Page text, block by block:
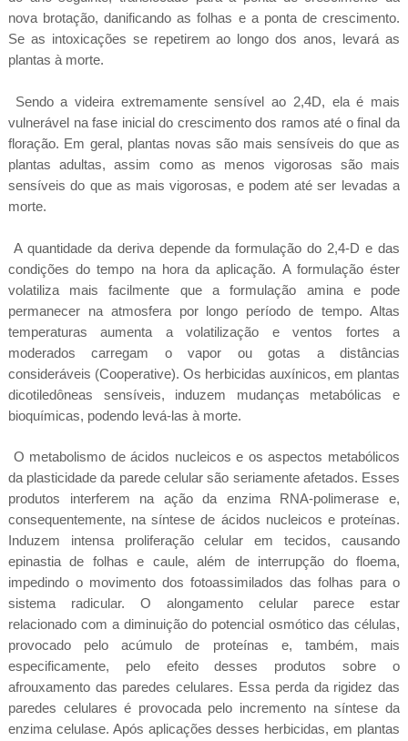
nova brotação, danificando as folhas e a ponta de crescimento.
Se as intoxicações se repetirem ao longo dos anos, levará as
plantas à morte.
Sendo a videira extremamente sensível ao 2,4D, ela é mais
vulnerável na fase inicial do crescimento dos ramos até o final da
floração. Em geral, plantas novas são mais sensíveis do que as
plantas adultas, assim como as menos vigorosas são mais
sensíveis do que as mais vigorosas, e podem até ser levadas a
morte.
A quantidade da deriva depende da formulação do 2,4-D e das
condições do tempo na hora da aplicação. A formulação éster
volatiliza mais facilmente que a formulação amina e pode
permanecer na atmosfera por longo período de tempo. Altas
temperaturas aumenta a volatilização e ventos fortes a
moderados carregam o vapor ou gotas a distâncias
consideráveis (Cooperative). Os herbicidas auxínicos, em plantas
dicotiledôneas sensíveis, induzem mudanças metabólicas e
bioquímicas, podendo levá-las à morte.
O metabolismo de ácidos nucleicos e os aspectos metabólicos
da plasticidade da parede celular são seriamente afetados. Esses
produtos interferem na ação da enzima RNA-polimerase e,
consequentemente, na síntese de ácidos nucleicos e proteínas.
Induzem intensa proliferação celular em tecidos, causando
epinastia de folhas e caule, além de interrupção do floema,
impedindo o movimento dos fotoassimilados das folhas para o
sistema radicular. O alongamento celular parece estar
relacionado com a diminuição do potencial osmótico das células,
provocado pelo acúmulo de proteínas e, também, mais
especificamente, pelo efeito desses produtos sobre o
afrouxamento das paredes celulares. Essa perda da rigidez das
paredes celulares é provocada pelo incremento na síntese da
enzima celulase. Após aplicações desses herbicidas, em plantas